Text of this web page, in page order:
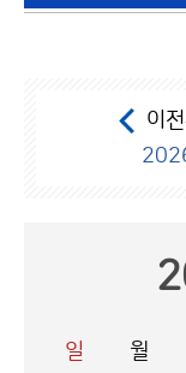
이
일 월